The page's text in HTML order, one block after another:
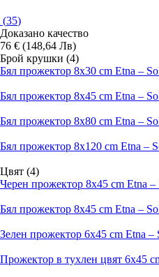
(35)
Доказано качество
76 € (148,64 Лв)
Брой крушки (4)
Бял прожектор 8x30 cm Etna –
Бял прожектор 8x45 cm Etna –
Бял прожектор 8x80 cm Etna –
Бял прожектор 8x120 cm Etna –
Цвят (4)
Черен прожектор 8x45 cm Etna –
Бял прожектор 8x45 cm Etna –
Зелен прожектор 6x45 cm Etna –
Прожектор в тухлен цвят 6x45